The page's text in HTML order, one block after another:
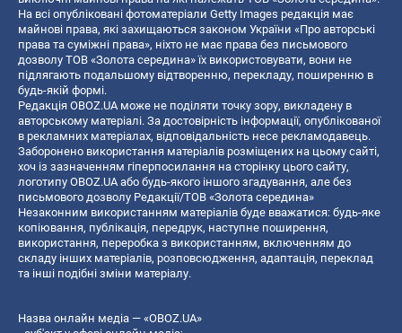
На всі опубліковані фотоматеріали Getty Images редакція має
майнові права, які захищаються законом України «Про авторські
права та суміжні права», ніхто не має права без письмового
дозволу ТОВ «Золота середина» їх використовувати, вони не
підлягають подальшому відтворенню, перекладу, поширенню в
будь-якій формі.
Редакція OBOZ.UA може не поділяти точку зору, викладену в
авторському матеріалі. За достовірність інформації, опублікованої
в рекламних матеріалах, відповідальність несе рекламодавець.
Заборонено використання матеріалів розміщених на цьому сайті,
хоч із зазначенням гіперпосилання на сторінку цього сайту,
логотипу OBOZ.UA або будь-якого іншого згадування, але без
письмового дозволу Редакції/ТОВ «Золота середина»
Незаконним використанням матеріалів буде вважатися: будь-яке
копiювання, публiкацiя, передрук, наступне поширення,
використання, переробка з використанням, включенням до
складу інших матеріалів, розповсюдження, адаптація, переклад
та інші подібні зміни матеріалу.
Назва онлайн медіа — «OBOZ.UA»